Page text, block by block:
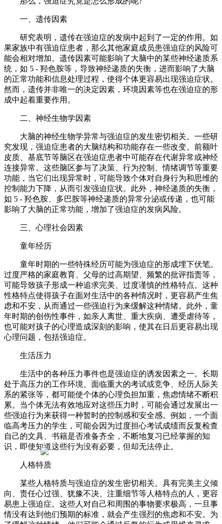
一、遗传因素
研究表明，遗传在强迫症的发病中起到了一定的作用。如
果家族中有强迫症患者，那么其他家庭成员患强迫症的风险可
能会相对增加。遗传因素可能影响了大脑中的某些神经递质系
统，如 5 - 羟色胺等，导致神经递质的失衡，进而影响了大脑
的正常功能和信息处理过程，使得个体更容易出现强迫症状。
然而，遗传并非唯一的决定因素，环境因素等也在强迫症的形
成中起着重要作用。
二、神经生物学因素
大脑的神经生物学异常与强迫症的发生密切相关。一些研
究发现，强迫症患者的大脑结构和功能存在一些改变。前额叶
皮质、基底节等脑区在强迫症患者中可能存在代谢异常或神经
连接异常。这些脑区参与了决策、行为控制、情绪调节等重要
功能，当它们出现异常时，可能导致个体对自身行为和思维的
控制能力下降，从而引发强迫症状。此外，神经递质的失衡，
如 5 - 羟色胺、多巴胺等神经递质的异常分泌或传递，也可能
影响了大脑的正常功能，增加了强迫症的发病风险。
三、心理社会因素
童年经历
童年时期的一些特殊经历可能为强迫症的形成埋下伏笔。
过度严格的家庭教育、父母的过高期望、频繁的批评指责等，
可能导致孩子形成一种追求完美、过度谨慎的性格特点。这种
性格特点使得孩子在面对生活中的各种情况时，更容易产生焦
虑和不安，从而通过一些强迫行为来缓解这种情绪。此外，童
年时期的创伤性事件，如亲人离世、重大疾病、遭受虐待等，
也可能对孩子的心理造成深刻的影响，使其在日后更容易出现
心理问题，包括强迫症。
生活压力
生活中的各种压力事件也是强迫症的诱发因素之一。长期
处于高压力的工作环境、面临重大的考试或竞争、经历人际关
系的紧张等，都可能使个体的心理负担加重，焦虑情绪不断积
累。当个体无法有效地应对这些压力时，可能会通过发展出一
些强迫行为来获得一种暂时的控制感和安全感。例如，一个面
临高考压力的学生，可能会因为过度担心考试成绩而反复检查
自己的文具、书籍是否准备齐全，不断地复习已经掌握的知
识，即使知道这些行为没有必要，但却无法停止。
人格特质
某些人格特质与强迫症的发生密切相关。具有完美主义倾
向、责任心过强、犹豫不决、注重细节等人格特点的人，更容
易患上强迫症。这些人对自己和周围的事物要求极高，一旦事
情没有达到他们预期的标准，就会产生强烈的焦虑和不安。为